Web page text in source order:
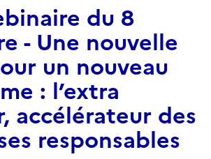
du 8
- Une nouvelle
un nouveau
: l’extra
accélérateur des
responsables